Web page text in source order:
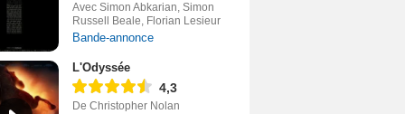
Avec Simon Abkarian, Simon
Russell Beale, Florian Lesieur
Bande-annonce
L'Odyssée
4,3
De Christopher Nolan